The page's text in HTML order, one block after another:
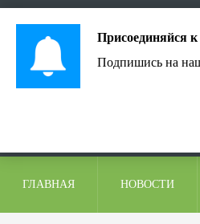
ГЛАВНАЯ НОВОСТИ
Присоединяйся к
Подпишись на